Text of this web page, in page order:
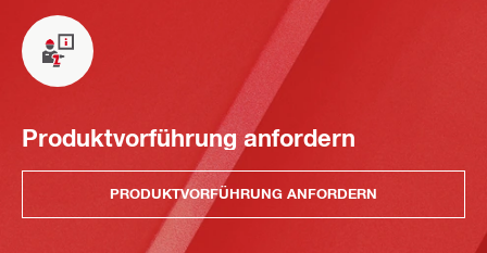
Produktvorführung anfordern
PRODUKTVORFÜHRUNG ANFORDERN